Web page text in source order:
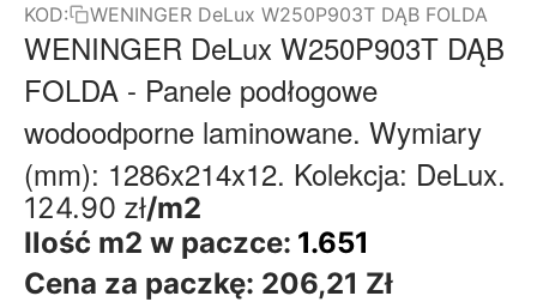
KOD: WENINGER DeLux W250P903T DĄB FOLDA
WENINGER DeLux W250P903T DĄB
FOLDA - Panele podłogowe
wodoodporne laminowane. Wymiary
(mm): 1286x214x12. Kolekcja: DeLux.
124.90 zł/m2
Ilość m2 w paczce: 1.651
Cena za paczkę: 206,21 Zł